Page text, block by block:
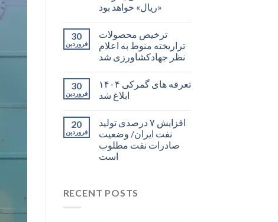
«ریال» خواهد بود
30
فروردین
ترخیص محصولات
تراریخته منوط به اعلام
نظر جهادکشاورزی شد
30
فروردین
تعرفه های گمرکی ۱۴۰۴
ابلاغ شد
20
فروردین
افزایش ۷ درصدی تولید
نفت ایران/ وضعیت
صادرات نفت مطلوب
است
RECENT POSTS